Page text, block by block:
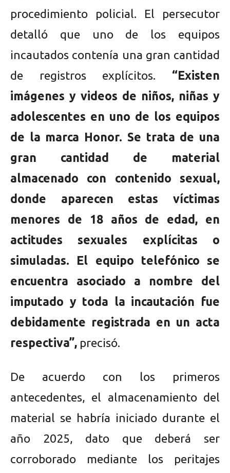
procedimiento policial. El persecutor
detalló que uno de los equipos
incautados contenía una gran cantidad
de registros explícitos. “Existen
imágenes y videos de niños, niñas y
adolescentes en uno de los equipos
de la marca Honor. Se trata de una
gran cantidad de material
almacenado con contenido sexual,
donde aparecen estas víctimas
menores de 18 años de edad, en
actitudes sexuales explícitas o
simuladas. El equipo telefónico se
encuentra asociado a nombre del
imputado y toda la incautación fue
debidamente registrada en un acta
respectiva”, precisó.
De acuerdo con los primeros
antecedentes, el almacenamiento del
material se habría iniciado durante el
año 2025, dato que deberá ser
corroborado mediante los peritajes